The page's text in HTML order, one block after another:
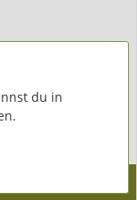
du in